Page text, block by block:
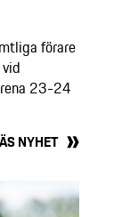
förare
23-24
NYHET